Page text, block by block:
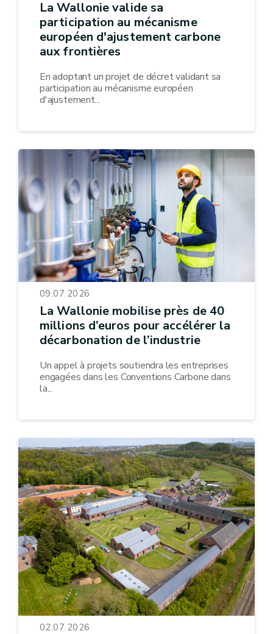
La Wallonie valide sa
participation au mécanisme
européen d'ajustement carbone
aux frontières
En adoptant un projet de décret validant sa
participation au mécanisme européen
d'ajustement...
09.07.2026
La Wallonie mobilise près de 40
millions d’euros pour accélérer la
décarbonation de l’industrie
Un appel à projets soutiendra les entreprises
engagées dans les Conventions Carbone dans
la...
02.07.2026